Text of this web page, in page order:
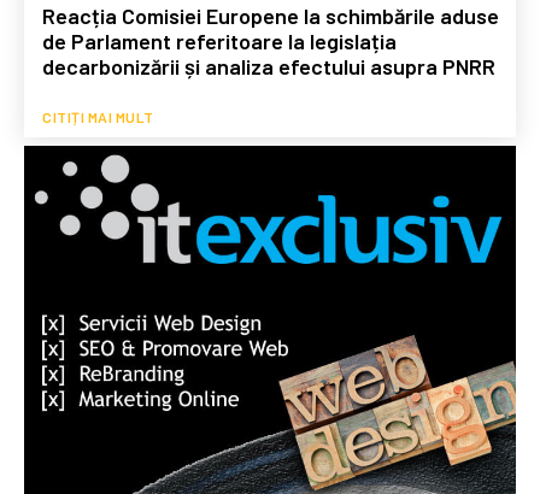
Reacția Comisiei Europene la schimbările aduse
de Parlament referitoare la legislația
decarbonizării și analiza efectului asupra PNRR
CITIȚI MAI MULT